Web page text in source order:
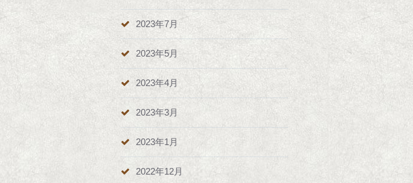
2023年7月
2023年5月
2023年4月
2023年3月
2023年1月
2022年12月